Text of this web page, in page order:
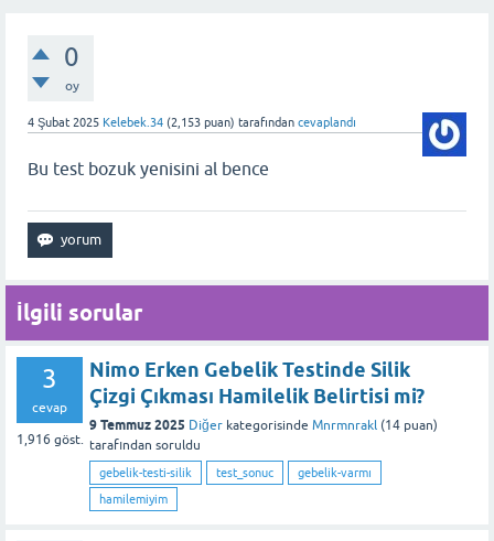
0
oy
4 Şubat 2025 Kelebek.34 (2,153 puan) tarafından cevaplandı
Bu test bozuk yenisini al bence
İlgili sorular
3
cevap
1,916 göst.
Nimo Erken Gebelik Testinde Silik
Çizgi Çıkması Hamilelik Belirtisi mi?
9 Temmuz 2025 Diğer kategorisinde Mnrmnrakl (14 puan)
tarafından soruldu
gebelik-testi-silik test_sonuc
gebelik-varmı
hamilemiyim